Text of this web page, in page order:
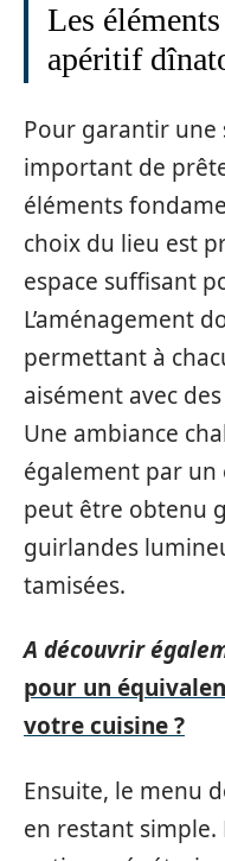
Les
apéritif
Pour garantir une
important de
éléments
choix du lieu est
espace suffisant
L’aménagement
permettant à
aisément avec
Une ambiance
également par
peut être obtenu
guirlandes
tamisées.
A découvrir
pour un
votre cuisine ?
Ensuite, le menu
en restant simple.